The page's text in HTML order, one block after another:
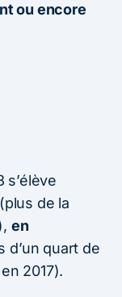
ou encore
s’élève
(plus de la
en
d’un quart de
2017).